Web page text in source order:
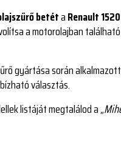
betétaRenault
a motorolajban
gyártása során
választás.
listáját megtalálod a